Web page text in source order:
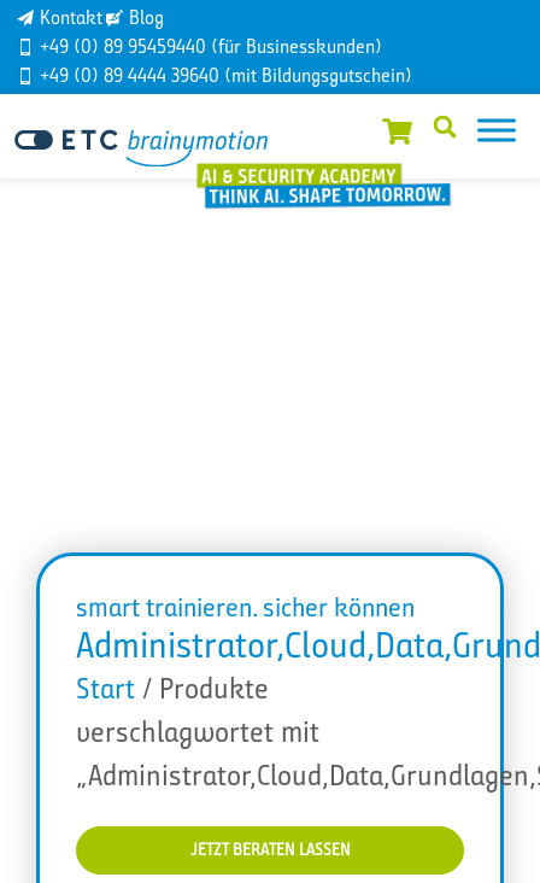
Kontakt
Blog
+49 (0) 89 95459440 (für Businesskunden)
+49 (0) 89 4444 39640 (mit Bildungsgutschein)
smart trainieren. sicher können
Start / Produkte
verschlagwortet mit
JETZT BERATEN LASSEN